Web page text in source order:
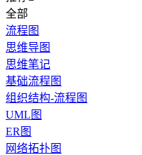
全部
流程图
思维导图
思维笔记
基础流程图
组织结构-流程图
UML图
ER图
网络拓扑图